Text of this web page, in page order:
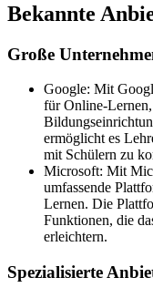
Bekannte
Große
Google: Mit
für Online-
ermöglicht es
mit Schülern zu
Microsoft: Mit
umfassende
Lernen. Die
Funktionen, die
erleichtern.
Spezialisierte